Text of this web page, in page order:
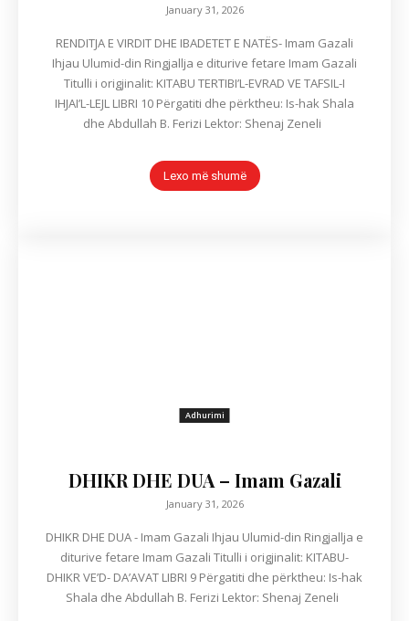
January 31, 2026
RENDITJA E VIRDIT DHE IBADETET E NATËS- Imam Gazali
Ihjau Ulumid-din Ringjallja e diturive fetare Imam Gazali
Titulli i origjinalit: KITABU TERTIBI’L-EVRAD VE TAFSIL-I
IHJAI’L-LEJL LIBRI 10 Përgatiti dhe përktheu: Is-hak Shala
Lexo më shumë
Adhurimi
DHIKR DHE DUA – Imam Gazali
January 31, 2026
DHIKR DHE DUA - Imam Gazali Ihjau Ulumid-din Ringjallja e
diturive fetare Imam Gazali Titulli i origjinalit: KITABU-
DHIKR VE’D- DA’AVAT LIBRI 9 Përgatiti dhe përktheu: Is-hak